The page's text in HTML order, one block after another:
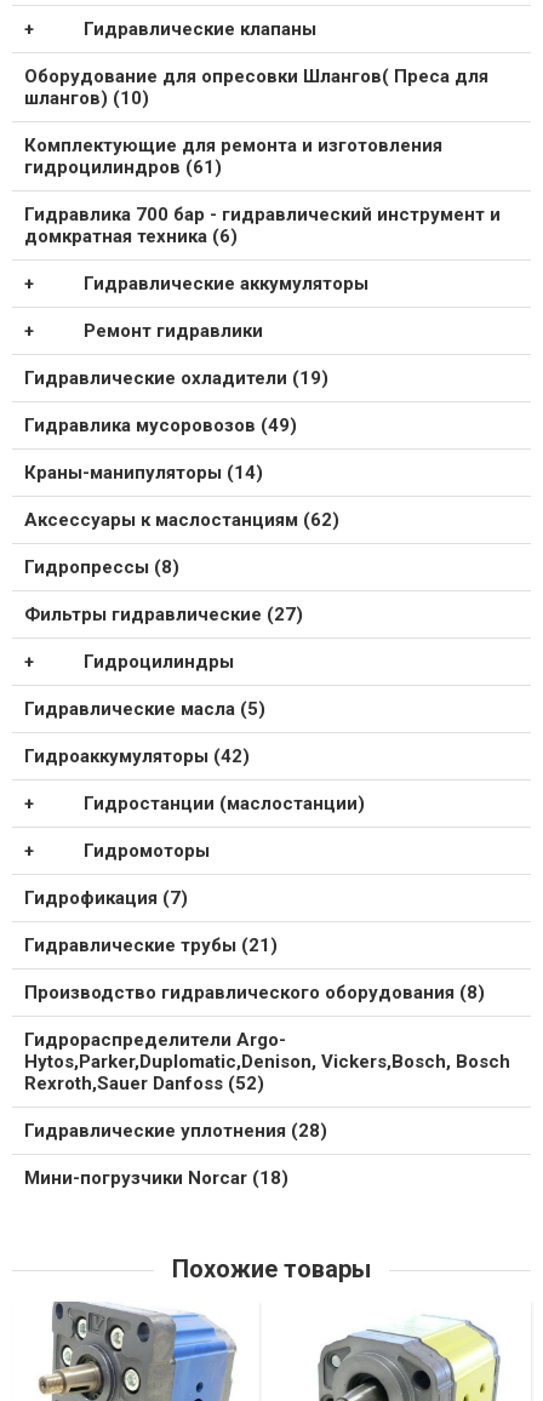
Гидравлические клапаны
Оборудование для опресовки Шлангов( Преса для
шлангов) (10)
Комплектующие для ремонта и изготовления
гидроцилиндров (61)
Гидравлика 700 бар - гидравлический инструмент и
домкратная техника (6)
Гидравлические аккумуляторы
Ремонт гидравлики
Гидравлические охладители (19)
Гидравлика мусоровозов (49)
Краны-манипуляторы (14)
Аксессуары к маслостанциям (62)
Гидропрессы (8)
Фильтры гидравлические (27)
Гидроцилиндры
Гидравлические масла (5)
Гидроаккумуляторы (42)
Гидростанции (маслостанции)
Гидромоторы
Гидрофикация (7)
Гидравлические трубы (21)
Производство гидравлического оборудования (8)
Гидрораспределители Argo-
Hytos,Parker,Duplomatic,Denison, Vickers,Bosch, Bosch
Rexroth,Sauer Danfoss (52)
Гидравлические уплотнения (28)
Мини-погрузчики Norcar (18)
Похожие товары